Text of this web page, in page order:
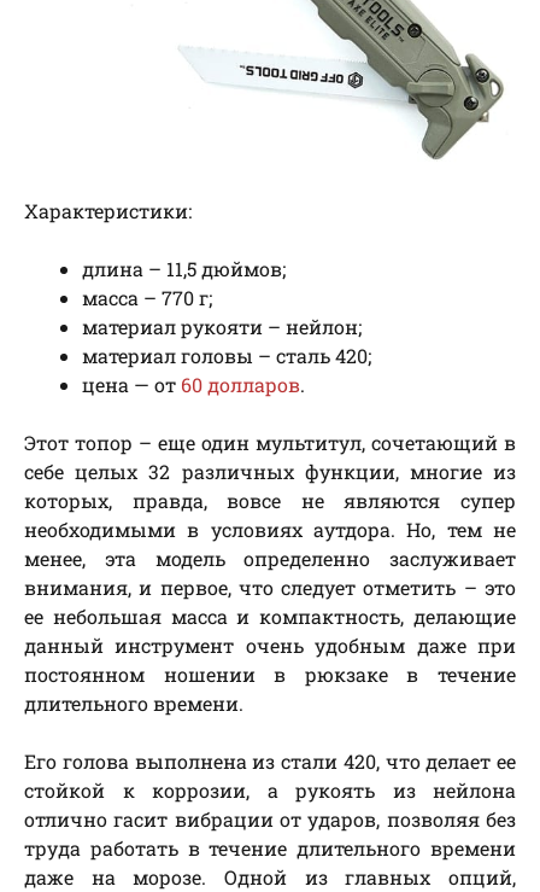
Характеристики:
длина – 11,5 дюймов;
масса – 770 г;
материал рукояти – нейлон;
материал головы – сталь 420;
цена — от 60 долларов.
Этот топор – еще один мультитул, сочетающий в
себе целых 32 различных функции, многие из
которых, правда, вовсе не являются супер
необходимыми в условиях аутдора. Но, тем не
менее, эта модель определенно заслуживает
внимания, и первое, что следует отметить – это
ее небольшая масса и компактность, делающие
данный инструмент очень удобным даже при
постоянном ношении в рюкзаке в течение
длительного времени.
Его голова выполнена из стали 420, что делает ее
стойкой к коррозии, а рукоять из нейлона
отлично гасит вибрации от ударов, позволяя без
труда работать в течение длительного времени
даже на морозе. Одной из главных опций,